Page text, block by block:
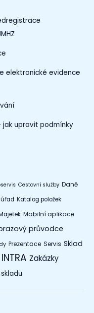
elektronické evidence
upravit podmínky
Cestovní služby Daně
Katalog položek
Mobilní aplikace
průvodce
Prezentace Servis Sklad
Zakázky